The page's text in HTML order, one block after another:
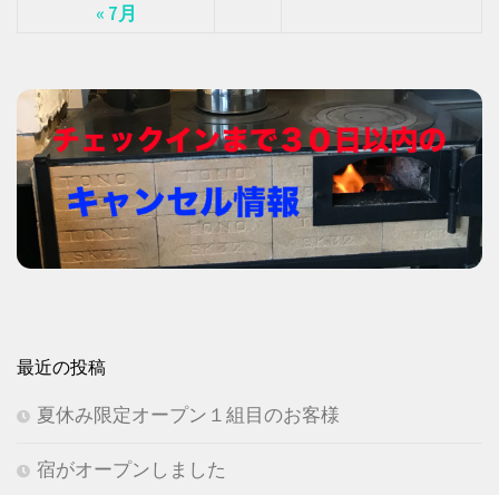
« 7月
最近の投稿
夏休み限定オープン１組目のお客様
宿がオープンしました